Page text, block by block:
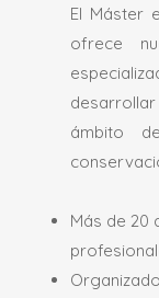
El Máster
ofrece
ámbito
Más de 20